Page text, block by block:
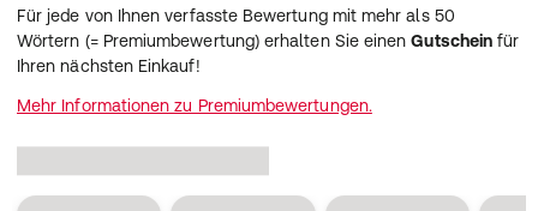
Für jede von Ihnen verfasste Bewertung mit mehr als 50
Wörtern (= Premiumbewertung) erhalten Sie einenGutschein für
Ihren nächsten Einkauf!
Mehr Informationen zu Premiumbewertungen.